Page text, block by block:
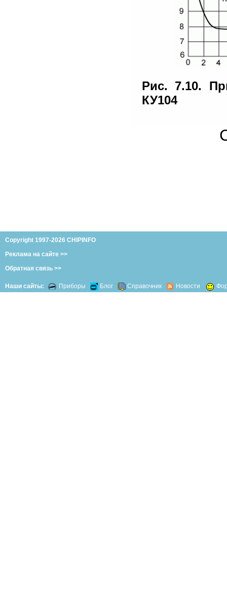
Рис. 7.10.
КУ104
Copyright 1997-2026 CHIPINFO
Реклама на сайте >>
Обратная связь >>
Наши сайты: Приборы Блог Справочник Новости